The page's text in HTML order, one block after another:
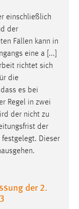
einschließlich
der
Fällen kann in
eine a [...]
richtet sich
die
es bei
Regel in zwei
der nicht zu
der
festgelegt. Dieser
der 2.